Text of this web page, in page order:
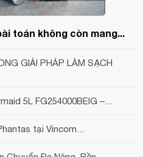
toán không còn mang...
GIẢI PHÁP LÀM SẠCH
5L FG254000BEIG –...
tại Vincom...